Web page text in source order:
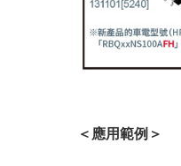
＜應用範例＞